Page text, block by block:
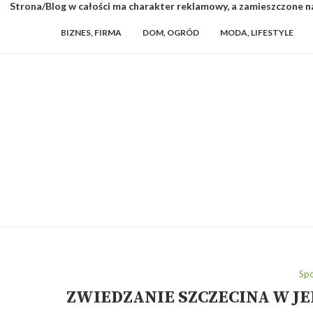
Strona/Blog w całości ma charakter reklamowy, a zamieszczone
BIZNES, FIRMA DOM, OGRÓD MODA, LIFESTYLE
ZWIEDZANIE SZCZECINA W